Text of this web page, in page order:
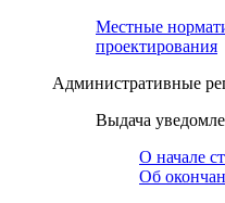
Местные
проектирования
Административные
Выдача
О начале
Об